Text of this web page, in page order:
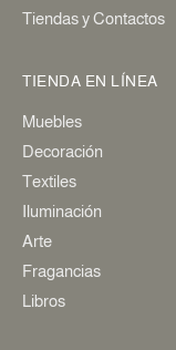
Tiendas y Contactos
TIENDA EN LÍNEA
Muebles
Decoración
Textiles
Iluminación
Arte
Fragancias
Libros